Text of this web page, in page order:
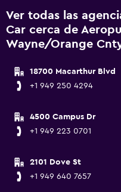
Ver todas las
Car cerca de
Wayne/Orange
18700 Macarthur Blvd
+1 949 250 4294
4500 Campus Dr
+1 949 223 0701
2101 Dove St
+1 949 640 7657